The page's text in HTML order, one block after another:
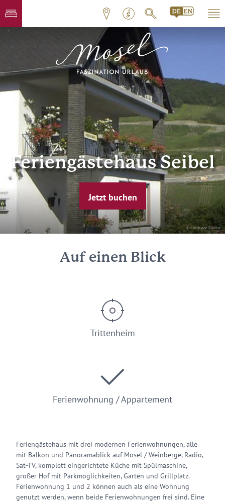
© Christiane Bläsius
Feriengästehaus Seibel
Jetzt buchen
Auf einen Blick
Trittenheim
Ferienwohnung / Appartement
Feriengästehaus mit drei modernen Ferienwohnungen, alle
mit Balkon und Panoramablick auf Mosel / Weinberge, Radio,
Sat-TV, komplett eingerichtete Küche mit Spülmaschine,
großer Hof mit Parkmöglichkeiten, Garten und Grillplatz.
Ferienwohnung 1 und 2 können auch als eine Wohnung
genutzt werden, wenn beide Ferienwohnungen frei sind. Eine